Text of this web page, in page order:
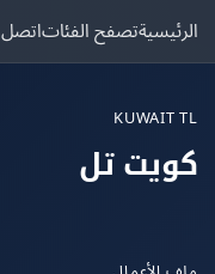
تصفح الفئاتاتصل بنا
تل